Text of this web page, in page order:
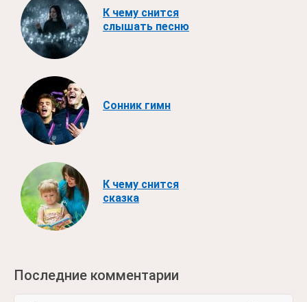
К чему снится
слышать песню
Сонник гимн
К чему снится
сказка
Последние комментарии